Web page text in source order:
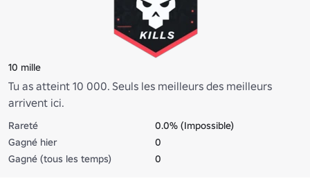
10 mille
Tu as atteint 10 000. Seuls les meilleurs des meilleurs
arrivent ici.
Rareté
0.0% (Impossible)
Gagné hier
0
Gagné (tous les temps)
0